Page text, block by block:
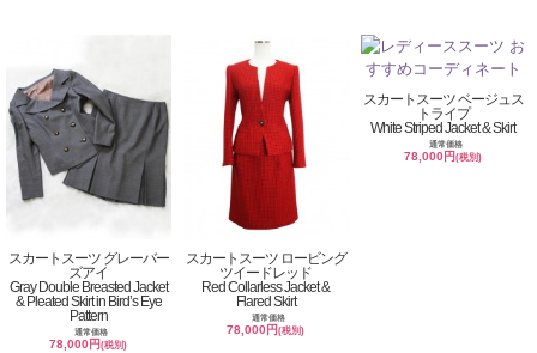
スカートスーツ グレーバー
ズアイ
Gray Double Breasted Jacket
& Pleated Skirt in Bird’s Eye
Pattern
通常価格
78,000円(税別)
スカートスーツ ロービング
ツイードレッド
Red Collarless Jacket &
Flared Skirt
通常価格
78,000円(税別)
スカートスーツ ベージュス
トライプ
White Striped Jacket & Skirt
通常価格
78,000円(税別)